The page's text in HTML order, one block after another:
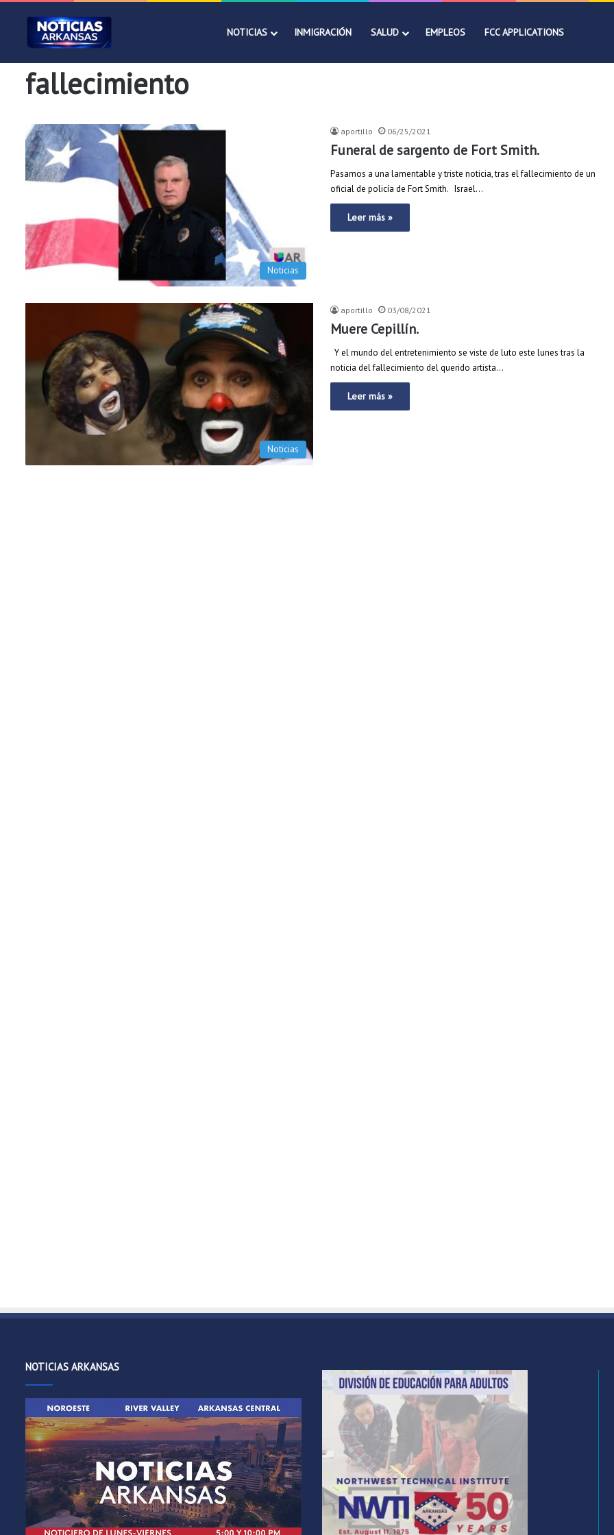
NOTICIAS INMIGRACIÓN SALUD EMPLEOS FCC APPLICATIONS
fallecimiento
Noticias
aportillo 06/25/2021
Funeral de sargento de Fort Smith.
Pasamos a una lamentable y triste noticia, tras el fallecimiento de un
oficial de policía de Fort Smith. Israel…
Leer más »
Noticias
aportillo 03/08/2021
Muere Cepillín.
Y el mundo del entretenimiento se viste de luto este lunes tras la
noticia del fallecimiento del querido artista…
Leer más »
NOTICIAS ARKANSAS